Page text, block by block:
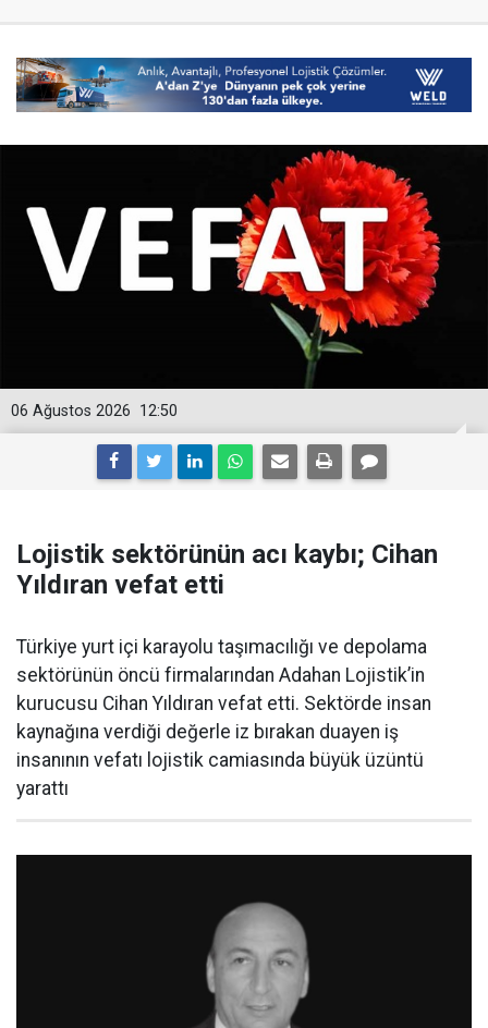
12:50
06 Ağustos 2026
Lojistik sektörünün acı kaybı; Cihan
Yıldıran vefat etti
Türkiye yurt içi karayolu taşımacılığı ve depolama
sektörünün öncü firmalarından Adahan Lojistik’in
kurucusu Cihan Yıldıran vefat etti. Sektörde insan
kaynağına verdiği değerle iz bırakan duayen iş
insanının vefatı lojistik camiasında büyük üzüntü
yarattı